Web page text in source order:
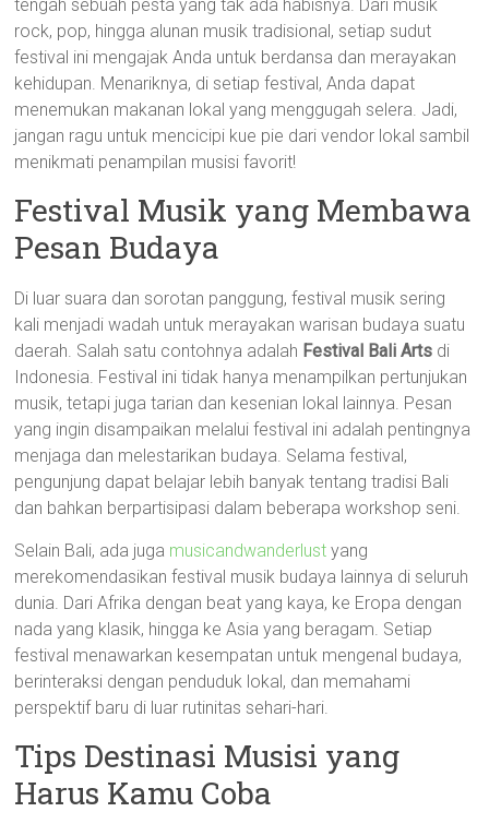
tengah sebuah pesta yang tak ada habisnya. Dari musik
rock, pop, hingga alunan musik tradisional, setiap sudut
festival ini mengajak Anda untuk berdansa dan merayakan
kehidupan. Menariknya, di setiap festival, Anda dapat
menemukan makanan lokal yang menggugah selera. Jadi,
jangan ragu untuk mencicipi kue pie dari vendor lokal sambil
menikmati penampilan musisi favorit!
Festival Musik yang Membawa
Pesan Budaya
Di luar suara dan sorotan panggung, festival musik sering
kali menjadi wadah untuk merayakan warisan budaya suatu
daerah. Salah satu contohnya adalah Festival Bali Arts di
Indonesia. Festival ini tidak hanya menampilkan pertunjukan
musik, tetapi juga tarian dan kesenian lokal lainnya. Pesan
yang ingin disampaikan melalui festival ini adalah pentingnya
menjaga dan melestarikan budaya. Selama festival,
pengunjung dapat belajar lebih banyak tentang tradisi Bali
dan bahkan berpartisipasi dalam beberapa workshop seni.
Selain Bali, ada juga musicandwanderlust yang
merekomendasikan festival musik budaya lainnya di seluruh
dunia. Dari Afrika dengan beat yang kaya, ke Eropa dengan
nada yang klasik, hingga ke Asia yang beragam. Setiap
festival menawarkan kesempatan untuk mengenal budaya,
berinteraksi dengan penduduk lokal, dan memahami
perspektif baru di luar rutinitas sehari-hari.
Tips Destinasi Musisi yang
Harus Kamu Coba